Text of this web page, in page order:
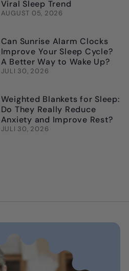
Viral Sleep Trend
AUGUST 05, 2026
Can Sunrise Alarm Clocks
Improve Your Sleep Cycle?
A Better Way to Wake Up?
JULI 30, 2026
Weighted Blankets for Sleep:
Do They Really Reduce
Anxiety and Improve Rest?
JULI 30, 2026